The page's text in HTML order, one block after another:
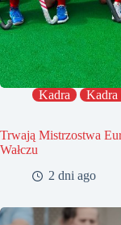
Kadra Kadra
Trwają Mistrzostwa
Wałczu
2 dni ago